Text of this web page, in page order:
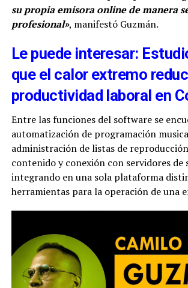
su propia emisora online de manera
profesional», manifestó Guzmán.
Le puede interesar:
que el calor extremo
productividad laboral en
Entre las funciones del software se
automatización de programación
administración de listas de
contenido y conexión con servidores de
integrando en una sola plataforma
herramientas para la operación de una